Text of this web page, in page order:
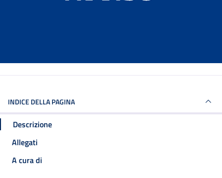
INDICE DELLA PAGINA
Descrizione
Allegati
A cura di